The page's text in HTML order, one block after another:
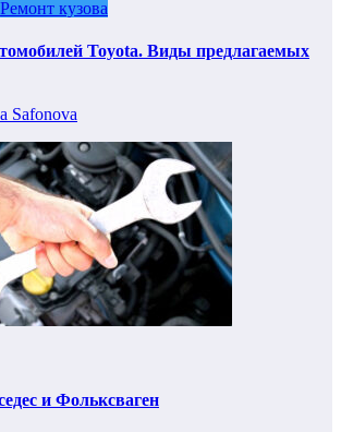
Ремонт кузова
Toyota. Виды предлагаемых
Safonova
и Фольксваген